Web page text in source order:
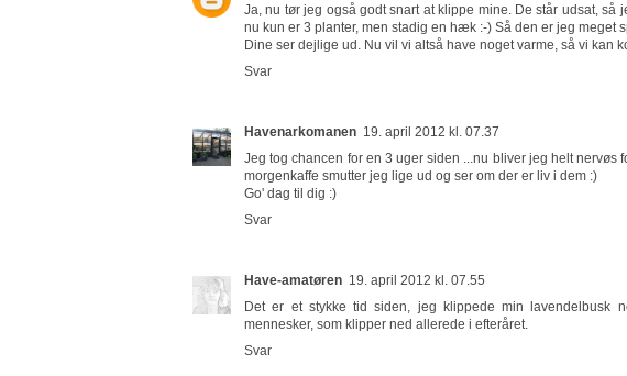
Ja, nu tør jeg også godt snart at klippe mine. De står udsat,
nu kun er 3 planter, men stadig en hæk :-) Så den er jeg meget
Dine ser dejlige ud. Nu vil vi altså have noget varme, så vi kan
Svar
Havenarkomanen 19. april 2012 kl. 07.37
Jeg tog chancen for en 3 uger siden ...nu bliver jeg helt nervøs
morgenkaffe smutter jeg lige ud og ser om der er liv i dem :)
Go' dag til dig :)
Svar
Have-amatøren 19. april 2012 kl. 07.55
Det er et stykke tid siden, jeg klippede min lavendelbusk
mennesker, som klipper ned allerede i efteråret.
Svar